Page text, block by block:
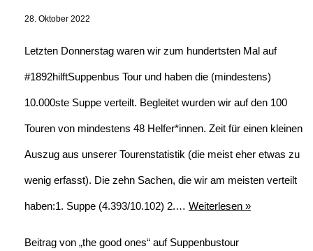
28. Oktober 2022
Letzten Donnerstag waren wir zum hundertsten Mal auf
#1892hilftSuppenbus Tour und haben die (mindestens)
10.000ste Suppe verteilt. Begleitet wurden wir auf den 100
Touren von mindestens 48 Helfer*innen. Zeit für einen kleinen
Auszug aus unserer Tourenstatistik (die meist eher etwas zu
wenig erfasst). Die zehn Sachen, die wir am meisten verteilt
haben:1. Suppe (4.393/10.102) 2.… Weiterlesen »
Beitrag von „the good ones“ auf Suppenbustour